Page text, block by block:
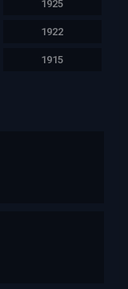
1925
1922
1915